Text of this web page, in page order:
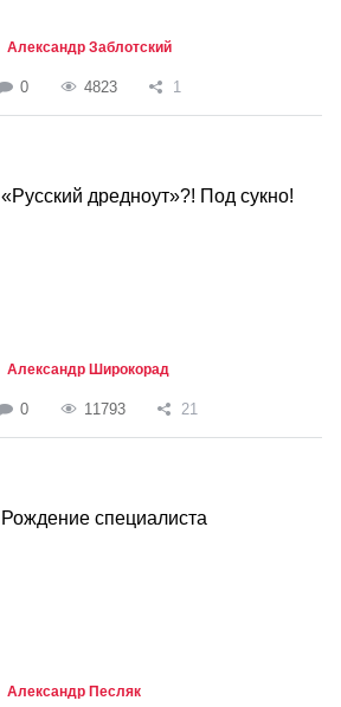
Александр Заблотский
0 4823 1
«Русский дредноут»?! Под сукно!
Александр Широкорад
0 11793 21
Рождение специалиста
Александр Песляк